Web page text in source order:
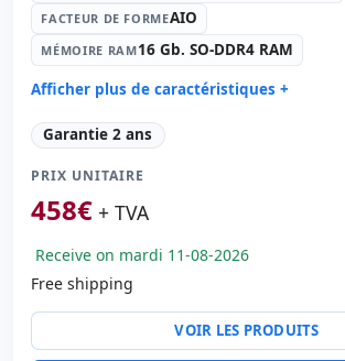
FACTEUR DE FORMEAIO
MÉMOIRE RAM16 Gb. SO-DDR4 RAM
Afficher plus de caractéristiques +
Processeur: Intel Core i5 10500T 2.3 GHz.
Facteur de forme:
Mémoire RAM:
Disque dur: 256 Gb. SSD M2
Graphique: Intel UHD Graphics 630
Son: Realtek HDA
Réseau: Realtek PCIe GBE
Système opératif: Windows 11 Pro
Garantie 2 ans
PRIX UNITAIRE
458€ + TVA
Receive on mardi 11-08-2026
Free shipping
VOIR LES PRODUITS